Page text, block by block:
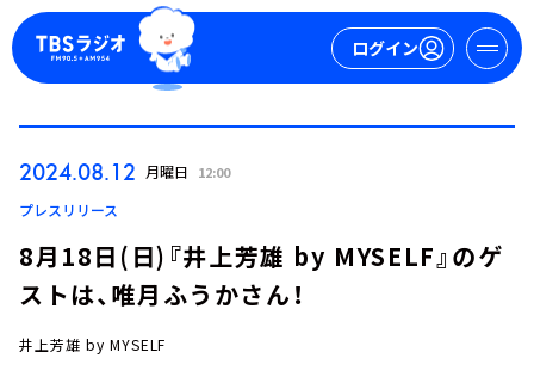
ログイン
2024.08.12 月曜日 12:00
プレスリリース
8月18日(日)『井上芳雄 by MYSELF』のゲ
ストは、唯月ふうかさん！
井上芳雄 by MYSELF